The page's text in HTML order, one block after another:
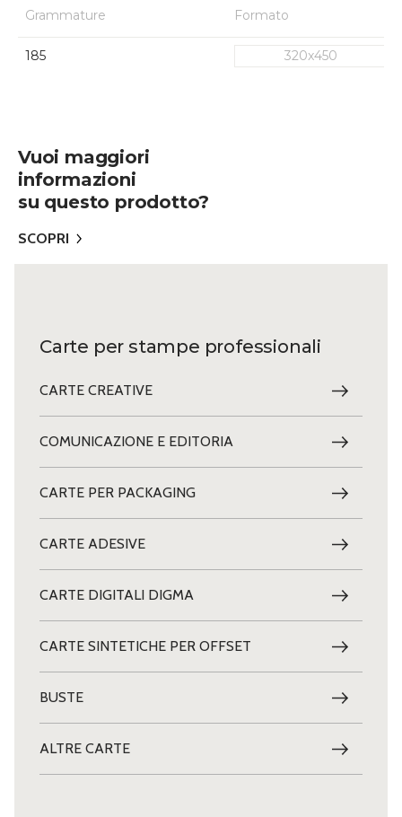
Grammature Formato
185 320x450
Vuoi maggiori
informazioni
su questo prodotto?
SCOPRI
Carte per stampe professionali
CARTE CREATIVE
COMUNICAZIONE E EDITORIA
CARTE PER PACKAGING
CARTE ADESIVE
CARTE DIGITALI DIGMA
CARTE SINTETICHE PER OFFSET
BUSTE
ALTRE CARTE